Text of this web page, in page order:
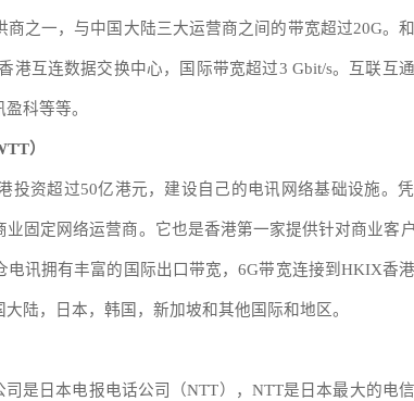
之一，与中国大陆三大运营商之间的带宽超过20G。
港互连数据交换中心，国际带宽超过3 Gbit/s。互联互
科等等。
）
投资超过50亿港元，建设自己的电讯网络基础设施。
业固定网络运营商。它也是香港第一家提供针对商业客
电讯拥有丰富的国际出口带宽，6G带宽连接到HKIX香
陆，日本，韩国，新加坡和其他国际和地区。
司是日本电报电话公司（NTT）， NTT是日本最大的电